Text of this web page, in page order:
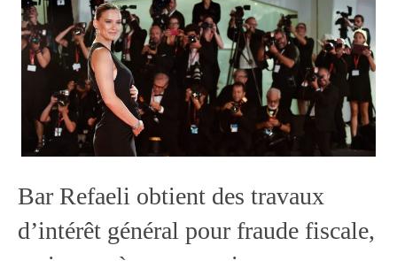
Bar Refaeli obtient des travaux
d’intérêt général pour fraude fiscale,